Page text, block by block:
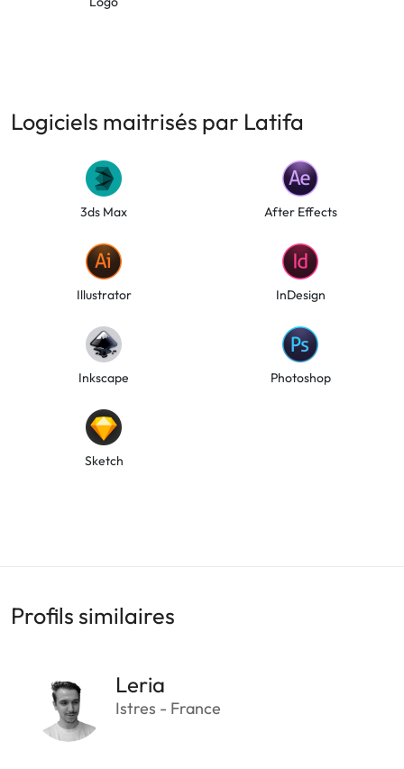
Logiciels maitrisés par Latifa
3ds Max After Effects
Illustrator InDesign
Inkscape Photoshop
Sketch
Profils similaires
Leria
Istres - France